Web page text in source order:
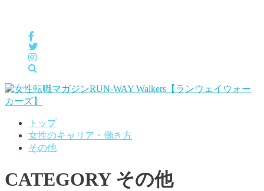
トップ
女性のキャリア・働き方
その他
CATEGORYその他